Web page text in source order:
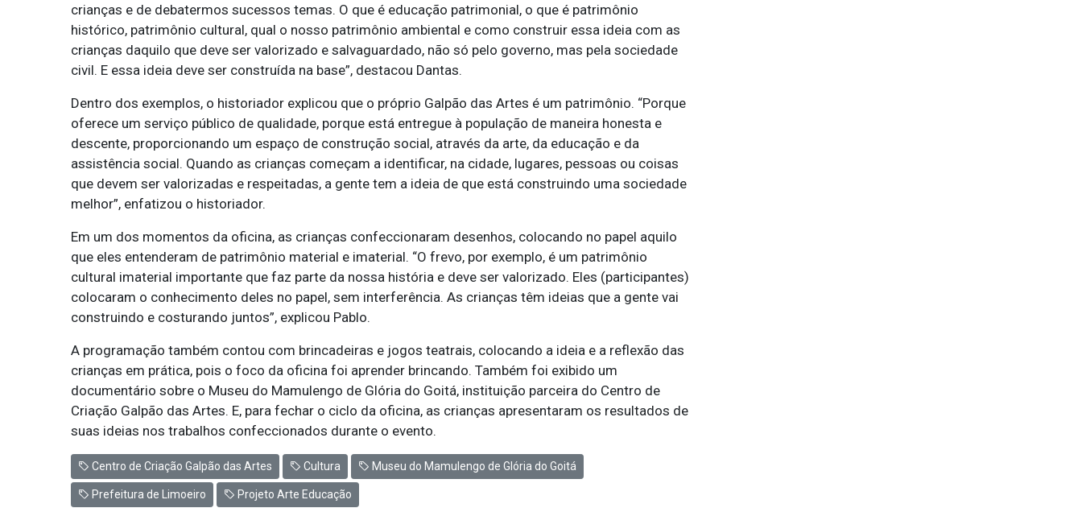
crianças e de debatermos sucessos temas. O que é educação patrimonial, o que é patrimônio
histórico, patrimônio cultural, qual o nosso patrimônio ambiental e como construir essa ideia com as
crianças daquilo que deve ser valorizado e salvaguardado, não só pelo governo, mas pela sociedade
civil. E essa ideia deve ser construída na base”, destacou Dantas.
Dentro dos exemplos, o historiador explicou que o próprio Galpão das Artes é um patrimônio. “Porque
oferece um serviço público de qualidade, porque está entregue à população de maneira honesta e
descente, proporcionando um espaço de construção social, através da arte, da educação e da
assistência social. Quando as crianças começam a identificar, na cidade, lugares, pessoas ou coisas
que devem ser valorizadas e respeitadas, a gente tem a ideia de que está construindo uma sociedade
melhor”, enfatizou o historiador.
Em um dos momentos da oficina, as crianças confeccionaram desenhos, colocando no papel aquilo
que eles entenderam de patrimônio material e imaterial. “O frevo, por exemplo, é um patrimônio
cultural imaterial importante que faz parte da nossa história e deve ser valorizado. Eles (participantes)
colocaram o conhecimento deles no papel, sem interferência. As crianças têm ideias que a gente vai
construindo e costurando juntos”, explicou Pablo.
A programação também contou com brincadeiras e jogos teatrais, colocando a ideia e a reflexão das
crianças em prática, pois o foco da oficina foi aprender brincando. Também foi exibido um
documentário sobre o Museu do Mamulengo de Glória do Goitá, instituição parceira do Centro de
Criação Galpão das Artes. E, para fechar o ciclo da oficina, as crianças apresentaram os resultados de
suas ideias nos trabalhos confeccionados durante o evento.
Centro de Criação Galpão das Artes Cultura Museu do Mamulengo de Glória do Goitá
Prefeitura de Limoeiro Projeto Arte Educação